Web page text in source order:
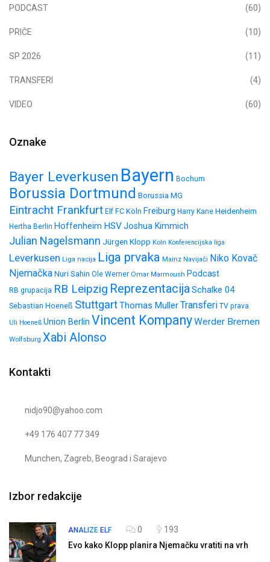
PODCAST (60)
PRIČE (10)
SP 2026 (11)
TRANSFERI (4)
VIDEO (60)
Oznake
Bayer Leverkusen Bayern Bochum
Borussia Dortmund Borussia MG
Eintracht Frankfurt Elf FC Köln Freiburg Harry Kane Heidenheim
Hertha Berlin Hoffenheim HSVJoshua Kimmich
Julian Nagelsmann Jürgen Klopp Koln Konferencijska liga
Leverkusen Liga nacija Liga prvaka Mainz Navijači Niko Kovač
NjemačkaNuri Sahin Ole Werner Omar Marmoush Podcast
RB grupacija RB Leipzig ReprezentacijaSchalke 04
Sebastian Hoeneß StuttgartThomas MullerTransferi TV prava
Uli Hoeneß Union Berlin Vincent KompanyWerder Bremen
Wolfsburg Xabi Alonso
Kontakti
nidjo90@yahoo.com
+49 176 407 77 349
Munchen, Zagreb, Beograd i Sarajevo
Izbor redakcije
ANALIZE ELF 0
193
Evo kako Klopp planira Njemačku vratiti na vrh